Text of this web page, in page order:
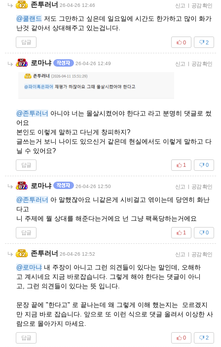
존투러너 26-04-26 12:46 신고 공감 확인
@쿨랜드 저도 그만하고 싶은데 일요일에 시간도 한가하고 많이 화가
난것 같아서 상대해주고 있는겁니다.
답글 2
0
로마냐 26-04-26 12:49 신고 공감 확인
@존투러너 아니야 너는 몰살시켰어야 한다고 라고 분명히 댓글로 썼
어요
본인도 이렇게 말하고 다닌게 창피하지?
글쓰는거 보니 나이도 있으신거 같은데 현실에서도 이렇게 말하고 다
닐 수 있어요?
답글 0
1
로마냐 26-04-26 12:50 신고 | 공감 확인
@존투러너 아 말했잖아요 니같은게 시비걸고 엮이는데 당연히 화난
다고
니 주제에 뭘 상대를 해준다는거에요 넌 그냥 팩폭당하는거에요
답글 0
1
존투러너 26-04-26 12:52 신고 | 공감 확인
@로마냐 내 주장이 아니고 그런 의견들이 있다는 말인데, 오해하
고 계시네요 지금 바로잡습니다. 그렇게 해야 한다는 댓글이 아니
고, 그런 의견들이 있다는 뜻 입니다.
문장 끝에 "한다고" 로 끝나는데 왜 그렇게 이해 했는지는 모르겠지
만 지금 바로 잡습니다. 앞으로 또 이런 식으로 댓글 올려서 이상한 사
람으로 몰아가지 마세요.
답글 2
0